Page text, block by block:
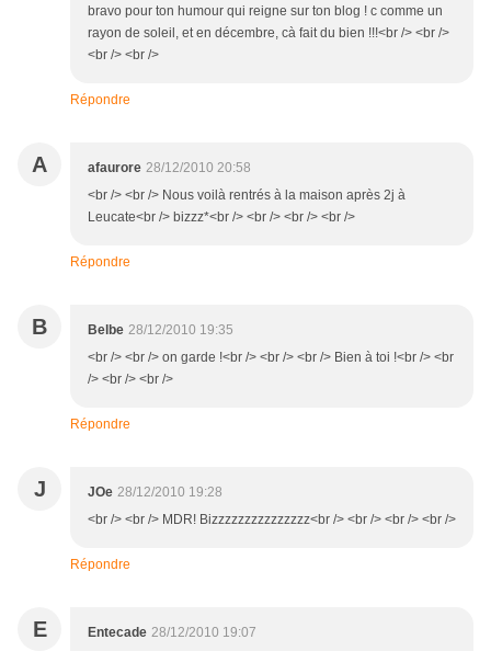
bravo pour ton humour qui reigne sur ton blog ! c comme un
rayon de soleil, et en décembre, cà fait du bien !!!<br /> <br />
<br /> <br />
Répondre
A afaurore 28/12/2010 20:58
<br /> <br /> Nous voilà rentrés à la maison après 2j à
Leucate<br /> bizzz*<br /> <br /> <br /> <br />
Répondre
B Belbe 28/12/2010 19:35
<br /> <br /> on garde !<br /> <br /> <br /> Bien à toi !<br /> <br
/> <br /> <br />
Répondre
J JOe 28/12/2010 19:28
<br /> <br /> MDR! Bizzzzzzzzzzzzzzz<br /> <br /> <br /> <br />
Répondre
E Entecade 28/12/2010 19:07